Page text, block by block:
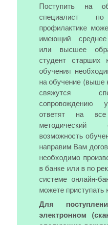
Поступить на
специалист по
профилактике
имеющий
или высшее
студент старших
обучения
на обучение (выше
свяжутся
сопровождению
ответят на
методический
возможность
направим Вам
необходимо
в банке или в по
системе онлайн-
можете приступать
Для
электронном